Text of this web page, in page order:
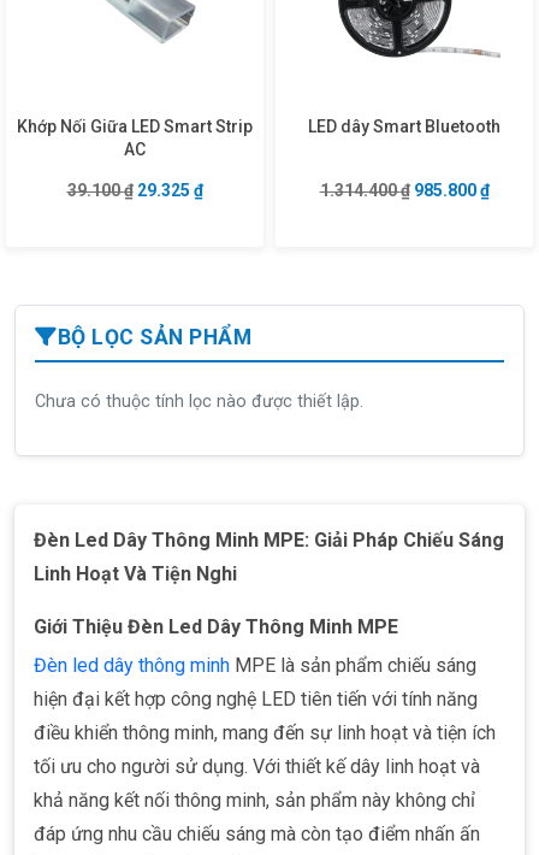
BỘ LỌC SẢN PHẨM
Chưa có thuộc tính lọc nào được thiết lập.
Khớp Nối Giữa LED Smart Strip
AC
39.100₫ Giá gốc là: 39.100 ₫.
29.325 ₫Giá hiện tại là: 29.325 ₫.
LED dây Smart Bluetooth
1.314.400₫ Giá gốc là:
985.800₫Giá
Đèn Led Dây Thông Minh MPE: Giải Pháp Chiếu Sáng
Linh Hoạt Và Tiện Nghi
Giới Thiệu Đèn Led Dây Thông Minh MPE
Đèn led dây thông minh MPE là sản phẩm chiếu sáng
hiện đại kết hợp công nghệ LED tiên tiến với tính năng
điều khiển thông minh, mang đến sự linh hoạt và tiện ích
tối ưu cho người sử dụng. Với thiết kế dây linh hoạt và
khả năng kết nối thông minh, sản phẩm này không chỉ
đáp ứng nhu cầu chiếu sáng mà còn tạo điểm nhấn ấn